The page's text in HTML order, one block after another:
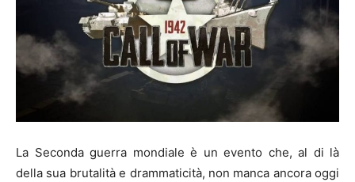
La Seconda guerra mondiale è un evento che, al di là
della sua brutalità e drammaticità, non manca ancora oggi